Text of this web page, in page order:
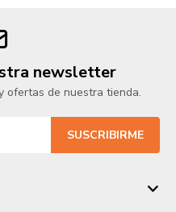
newsletter
ofertas de nuestra tienda.
SUSCRIBIRME